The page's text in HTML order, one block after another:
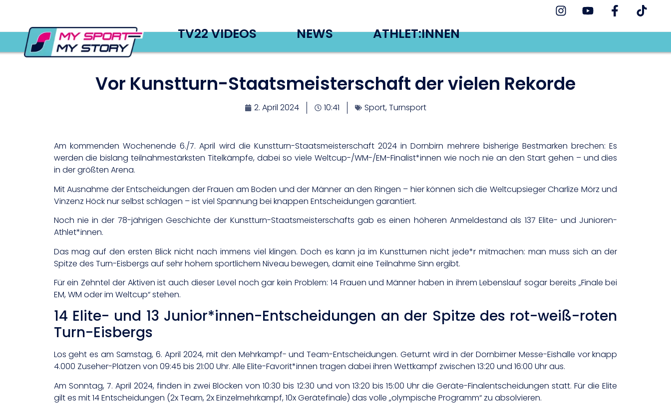
TV22 VIDEOS NEWS ATHLET:INNEN
Vor Kunstturn-Staatsmeisterschaft der vielen Rekorde
2. April 2024 10:41 Sport,Turnsport
Am kommenden Wochenende 6./7. April wird die Kunstturn-Staatsmeisterschaft 2024 in Dornbirn mehrere bisherige Bestmarken brechen: Es
werden die bislang teilnahmestärksten Titelkämpfe, dabei so viele Weltcup-/WM-/EM-Finalist*innen wie noch nie an den Start gehen – und dies
in der größten Arena.
Mit Ausnahme der Entscheidungen der Frauen am Boden und der Männer an den Ringen – hier können sich die Weltcupsieger Charlize Mörz und
Vinzenz Höck nur selbst schlagen – ist viel Spannung bei knappen Entscheidungen garantiert.
Noch nie in der 78-jährigen Geschichte der Kunstturn-Staatsmeisterschafts gab es einen höheren Anmeldestand als 137 Elite- und Junioren-
Athlet*innen.
Das mag auf den ersten Blick nicht nach immens viel klingen. Doch es kann ja im Kunstturnen nicht jede*r mitmachen: man muss sich an der
Spitze des Turn-Eisbergs auf sehr hohem sportlichem Niveau bewegen, damit eine Teilnahme Sinn ergibt.
Für ein Zehntel der Aktiven ist auch dieser Level noch gar kein Problem: 14 Frauen und Männer haben in ihrem Lebenslauf sogar bereits „Finale bei
EM, WM oder im Weltcup“ stehen.
14 Elite- und 13 Junior*innen-Entscheidungen an der Spitze des rot-weiß-roten
Turn-Eisbergs
Los geht es am Samstag, 6. April 2024, mit den Mehrkampf- und Team-Entscheidungen. Geturnt wird in der Dornbirner Messe-Eishalle vor knapp
4.000 Zuseher-Plätzen von 09:45 bis 21:00 Uhr. Alle Elite-Favorit*innen tragen dabei ihren Wettkampf zwischen 13:20 und 16:00 Uhr aus.
Am Sonntag, 7. April 2024, finden in zwei Blöcken von 10:30 bis 12:30 und von 13:20 bis 15:00 Uhr die Geräte-Finalentscheidungen statt. Für die Elite
gilt es mit 14 Entscheidungen (2x Team, 2x Einzelmehrkampf, 10x Gerätefinale) das volle „olympische Programm“ zu absolvieren.